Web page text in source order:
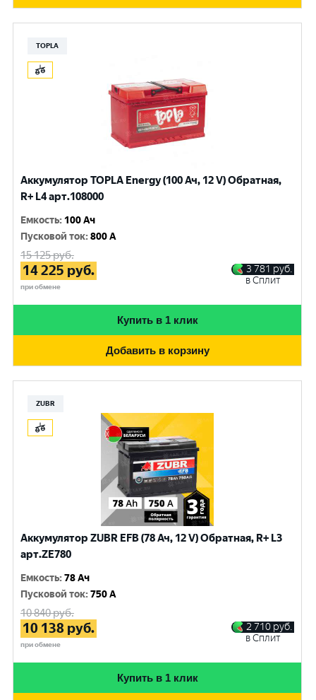
TOPLA
Аккумулятор TOPLA Energy (100 Ач, 12 V) Обратная,
R+ L4 арт.108000
Емкость: 100 Ач
Пусковой ток:800 A
15 125руб.
14 225 руб.
при обмене
3 781 руб.
в Сплит
Купить в 1 клик
Добавить в корзину
ZUBR
Аккумулятор ZUBR EFB (78 Ач, 12 V) Обратная, R+ L3
арт.ZE780
Емкость:78 Ач
Пусковой ток:750 A
10 840руб.
10 138 руб.
при обмене
2 710 руб.
в Сплит
Купить в 1 клик